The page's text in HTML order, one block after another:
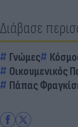
Διάβασε
Γνώμες
Οικουμενικός
Πάπας